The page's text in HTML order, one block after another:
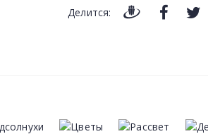
Делится: